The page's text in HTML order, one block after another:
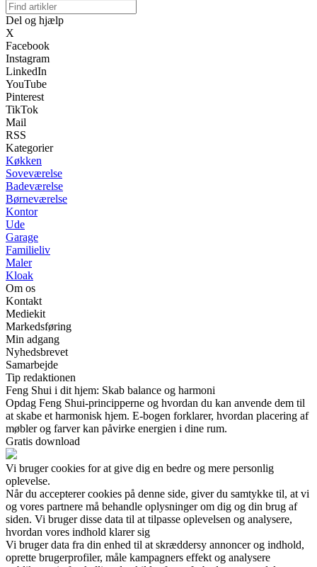
Del og hjælp
X
Facebook
Instagram
LinkedIn
YouTube
Pinterest
TikTok
Mail
RSS
Kategorier
Køkken
Soveværelse
Badeværelse
Børneværelse
Kontor
Ude
Garage
Familieliv
Maler
Kloak
Om os
Kontakt
Mediekit
Markedsføring
Min adgang
Nyhedsbrevet
Samarbejde
Tip redaktionen
Feng Shui i dit hjem: Skab balance og harmoni
Opdag Feng Shui-principperne og hvordan du kan anvende dem til
at skabe et harmonisk hjem. E-bogen forklarer, hvordan placering af
møbler og farver kan påvirke energien i dine rum.
Gratis download
Vi bruger cookies for at give dig en bedre og mere personlig
oplevelse.
Når du accepterer cookies på denne side, giver du samtykke til, at vi
og vores partnere må behandle oplysninger om dig og din brug af
siden. Vi bruger disse data til at tilpasse oplevelsen og analysere,
hvordan vores indhold klarer sig
Vi bruger data fra din enhed til at skræddersy annoncer og indhold,
oprette brugerprofiler, måle kampagners effekt og analysere